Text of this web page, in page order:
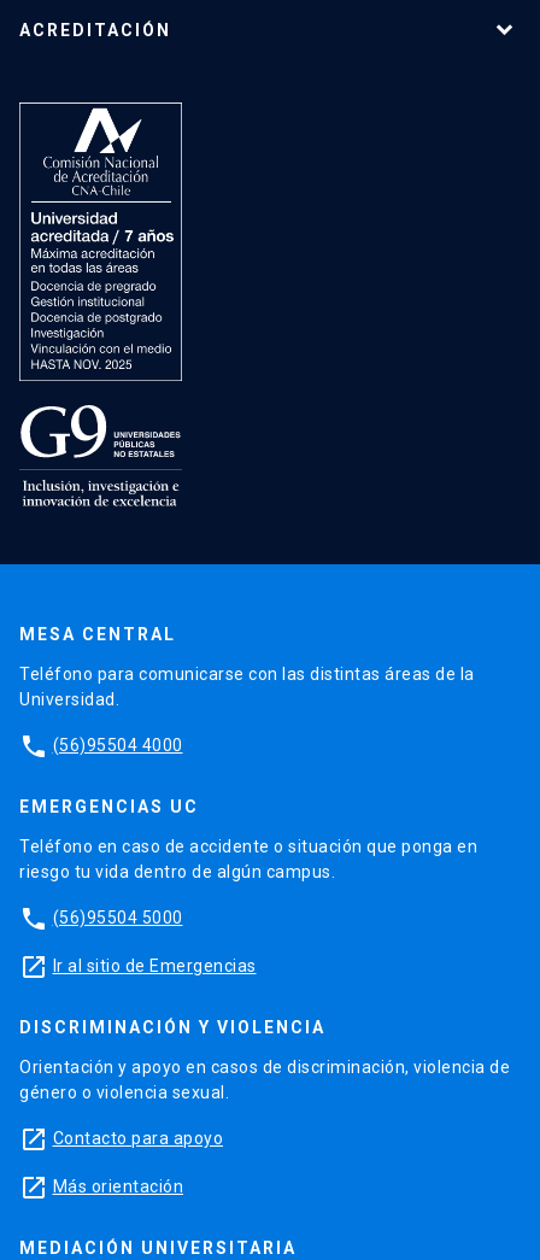
ACREDITACIÓN
MESA CENTRAL
Teléfono para comunicarse con las distintas áreas de la
Universidad.
phone (56)95504 4000
EMERGENCIAS UC
Teléfono en caso de accidente o situación que ponga en
riesgo tu vida dentro de algún campus.
phone (56)95504 5000
launch Ir al sitio de Emergencias
DISCRIMINACIÓN Y VIOLENCIA
Orientación y apoyo en casos de discriminación, violencia de
género o violencia sexual.
launch Contacto para apoyo
launch Más orientación
MEDIACIÓN UNIVERSITARIA